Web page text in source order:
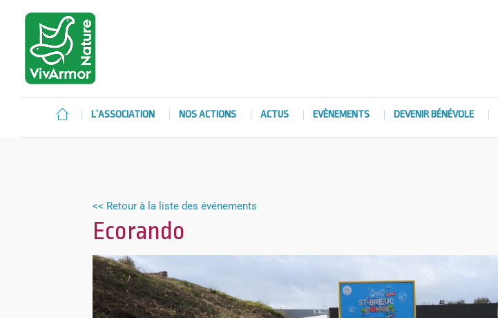
L’ASSOCIATION NOS ACTIONS ACTUS EVÈNEMENTS DEVENIR BÉNÉVOLE
<< Retour à la liste des événements
Ecorando